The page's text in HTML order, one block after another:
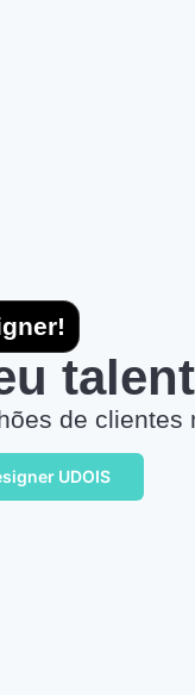
de clientes
UDOIS